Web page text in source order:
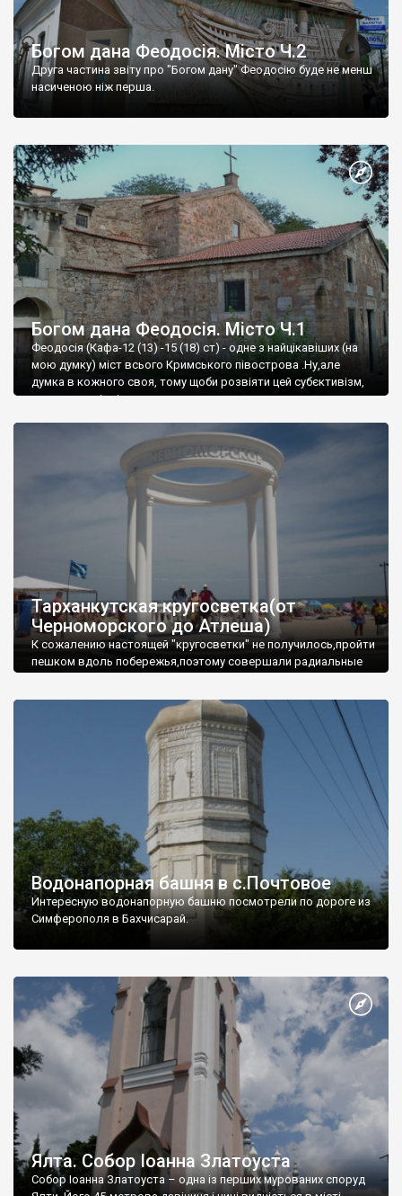
Богом дана Феодосія. Місто Ч.2
Друга частина звіту про "Богом дану" Феодосію буде не менш
насиченою ніж перша.
Богом дана Феодосія. Місто Ч.1
Феодосія (Кафа-12 (13) -15 (18) ст) - одне з найцікавіших (на
мою думку) міст всього Кримського півострова .Ну,але
думка в кожного своя, тому щоби розвіяти цей субєктивізм,
запрошую відвідати це
Тарханкутская кругосветка(от
Черноморского до Атлеша)
К сожалению настоящей "кругосветки" не получилось,пройти
пешком вдоль побережья,поэтому совершали радиальные
Водонапорная башня в с.Почтовое
Интересную водонапорную башню посмотрели по дороге из
Симферополя в Бахчисарай.
Ялта. Собор Іоанна Златоуста
Собор Іоанна Златоуста – одна із перших мурованих споруд